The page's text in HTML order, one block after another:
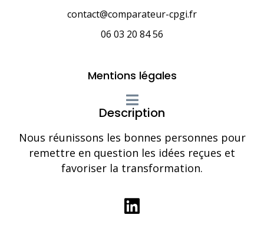
contact@comparateur-cpgi.fr
06 03 20 84 56
Mentions légales
Description
Nous réunissons les bonnes personnes pour
remettre en question les idées reçues et
favoriser la transformation.